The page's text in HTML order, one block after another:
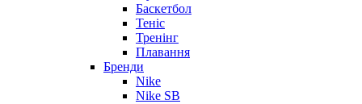
Баскетбол
Теніс
Тренінг
Плавання
Бренди
Nike
Nike SB